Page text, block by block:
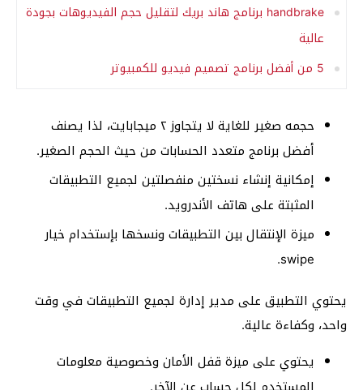
handbrake برنامج هاند بريك لتقليل حجم الفيديوهات بجودة
عالية
5 من أفضل برنامج تصميم فيديو للكمبيوتر
حجمه صغير للغاية لا يتجاوز ٢ ميجابايت، لذا يصنف
أفضل برنامج متعدد الحسابات من حيث الحجم الصغير.
إمكانية إنشاء نسختين منفصلتين لجميع التطبيقات
المثبتة على هاتف الأندرويد.
ميزة الإنتقال بين التطبيقات ونسخها بإستخدام خيار
swipe.
يحتوي التطبيق على مدير إدارة لجميع التطبيقات في وقت
واحد، وكفاءة عالية.
يحتوي على ميزة قفل الأمان وخصوصية معلومات